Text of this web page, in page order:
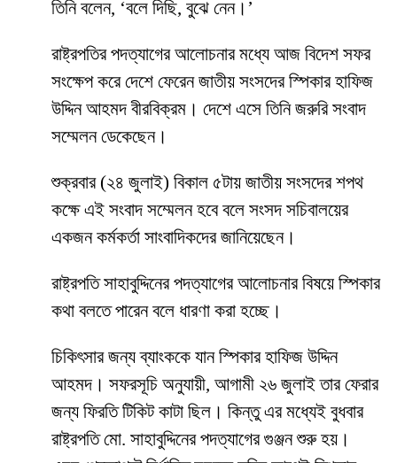
তিনি বলেন, ‘বলে দিছি, বুঝে নেন।’
রাষ্ট্রপতির পদত্যাগের আলোচনার মধ্যে আজ বিদেশ সফর
সংক্ষেপ করে দেশে ফেরেন জাতীয় সংসদের স্পিকার হাফিজ
উদ্দিন আহমদ বীরবিক্রম। দেশে এসে তিনি জরুরি সংবাদ
সম্মেলন ডেকেছেন।
শুক্রবার (২৪ জুলাই) বিকাল ৫টায় জাতীয় সংসদের শপথ
কক্ষে এই সংবাদ সম্মেলন হবে বলে সংসদ সচিবালয়ের
একজন কর্মকর্তা সাংবাদিকদের জানিয়েছেন।
রাষ্ট্রপতি সাহাবুদ্দিনের পদত্যাগের আলোচনার বিষয়ে স্পিকার
কথা বলতে পারেন বলে ধারণা করা হচ্ছে।
চিকিৎসার জন্য ব্যাংককে যান স্পিকার হাফিজ উদ্দিন
আহমদ। সফরসূচি অনুযায়ী, আগামী ২৬ জুলাই তার ফেরার
জন্য ফিরতি টিকিট কাটা ছিল। কিন্তু এর মধ্যেই বুধবার
রাষ্ট্রপতি মো. সাহাবুদ্দিনের পদত্যাগের গুঞ্জন শুরু হয়।